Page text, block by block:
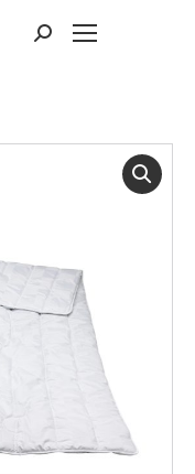
Suchen: